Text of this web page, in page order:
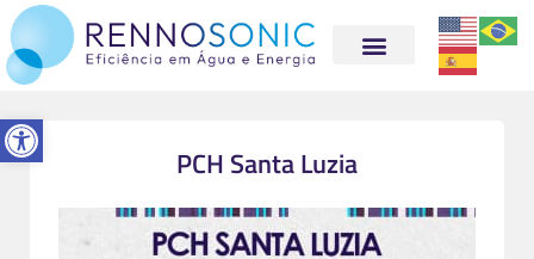
Abrir a barra de ferramentas
PCH Santa Luzia